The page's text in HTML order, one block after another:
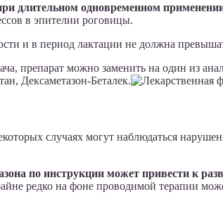
длительном одновременном
в эпителии роговицы.
и в период лактации не должна
препарат можно заменить на один из
Дексаметазон-Беталек.
случаях могут наблюдаться
по инструкции может привести к
редко на фоне проводимой терапии